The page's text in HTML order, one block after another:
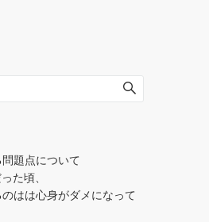
題点について
た頃、
はは心身がダメになって